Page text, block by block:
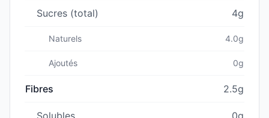
Sucres (total) 4g
Naturels 4.0g
Ajoutés 0g
Fibres 2.5g
Solubles 0g